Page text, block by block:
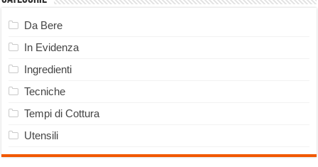
Da Bere
In Evidenza
Ingredienti
Tecniche
Tempi di Cottura
Utensili